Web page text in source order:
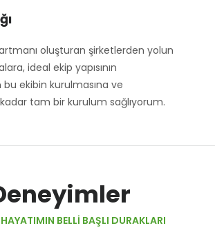
oluşturan şirketlerden yolun
ideal ekip yapısının
bu ekibin kurulmasına ve
kadar tam bir kurulum sağlıyorum.
BELLI BAŞLI DURAKLARI